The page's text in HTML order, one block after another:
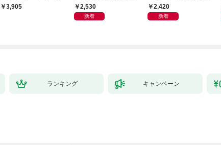
ス3,905
ころ2,530
新着
く」から「思い通りに
描く」へ
2,420
新着
ランキング キャンペーン